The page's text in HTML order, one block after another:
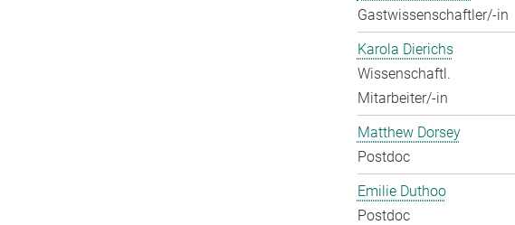
Gastwissenschaftler/-in
Karola Dierichs
Wissenschaftl.
Mitarbeiter/-in
Matthew Dorsey
Postdoc
Emilie Duthoo
Postdoc